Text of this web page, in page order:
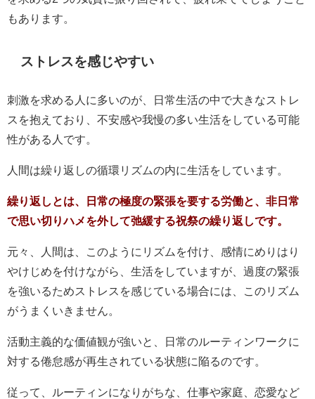
もあります。
ストレスを感じやすい
刺激を求める人に多いのが、日常生活の中で大きなストレ
スを抱えており、不安感や我慢の多い生活をしている可能
性がある人です。
人間は繰り返しの循環リズムの内に生活をしています。
繰り返しとは、日常の極度の緊張を要する労働と、非日常
で思い切りハメを外して弛緩する祝祭の繰り返しです。
元々、人間は、このようにリズムを付け、感情にめりはり
やけじめを付けながら、生活をしていますが、過度の緊張
を強いるためストレスを感じている場合には、このリズム
がうまくいきません。
活動主義的な価値観が強いと、日常のルーティンワークに
対する倦怠感が再生されている状態に陥るのです。
従って、ルーティンになりがちな、仕事や家庭、恋愛など